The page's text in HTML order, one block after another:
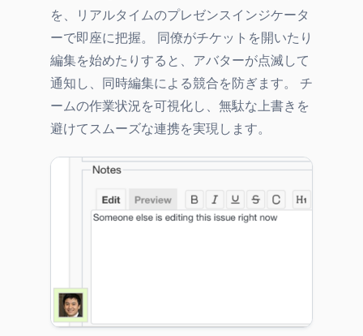
を、リアルタイムのプレゼンスインジケータ
ーで即座に把握。 同僚がチケットを開いたり
編集を始めたりすると、アバターが点滅して
通知し、同時編集による競合を防ぎます。 チ
ームの作業状況を可視化し、無駄な上書きを
避けてスムーズな連携を実現します。